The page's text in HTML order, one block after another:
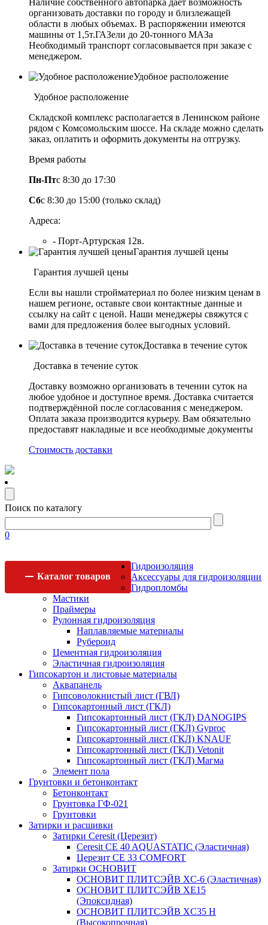
Наличие собственного автопарка дает возможность
организовать доставки по городу и близлежащей
области в любых объемах. В распоряжении имеются
машины от 1,5т.ГАЗели до 20-тонного МАЗа
Необходимый транспорт согласовывается при заказе с
менеджером.
Удобное расположение
Удобное расположение
Складской комплекс располагается в Ленинском районе
рядом с Комсомольским шоссе. На складе можно сделать
заказ, оплатить и оформить документы на отгрузку.
Время работы
Пн-Птс 8:30 до 17:30
Сбс 8:30 до 15:00 (только склад)
Адреса:
- Порт-Артурская 12в.
Гарантия лучшей цены
Гарантия лучшей цены
Если вы нашли стройматериал по более низким ценам в
нашем регионе, оставьте свои контактные данные и
ссылку на сайт с ценой. Наши менеджеры свяжутся с
вами для предложения более выгодных условий.
Доставка в течение суток
Доставка в течение суток
Доставку возможно организовать в течении суток на
любое удобное и доступное время. Доставка считается
подтверждённой после согласования с менеджером.
Оплата заказа производится курьеру. Вам обязательно
предоставят накладные и все необходимые документы
Стоимость доставки
Поиск по каталогу
0
Каталог товаров
Гидроизоляция
Аксессуары для гидроизоляции
Гидропломбы
Мастики
Праймеры
Рулонная гидроизоляция
Наплавляемые материалы
Рубероид
Цементная гидроизоляция
Эластичная гидроизоляция
Гипсокартон и листовые материалы
Аквапанель
Гипсоволокнистый лист (ГВЛ)
Гипсокартонный лист (ГКЛ)
Гипсокартонный лист (ГКЛ) DANOGIPS
Гипсокартонный лист (ГКЛ) Gyproc
Гипсокартонный лист (ГКЛ) KNAUF
Гипсокартонный лист (ГКЛ) Vetonit
Гипсокартонный лист (ГКЛ) Магма
Элемент пола
Грунтовки и бетонконтакт
Бетонконтакт
Грунтовка ГФ-021
Грунтовки
Затирки и расшивки
Затирки Ceresit (Церезит)
Ceresit CE 40 AQUASTATIC (Эластичная)
Церезит CE 33 COMFORT
Затирки ОСНОВИТ
ОСНОВИТ ПЛИТСЭЙВ XC-6 (Эластичная)
ОСНОВИТ ПЛИТСЭЙВ XЕ15
(Эпоксидная)
ОСНОВИТ ПЛИТСЭЙВ XС35 Н
(Высокопрочная)